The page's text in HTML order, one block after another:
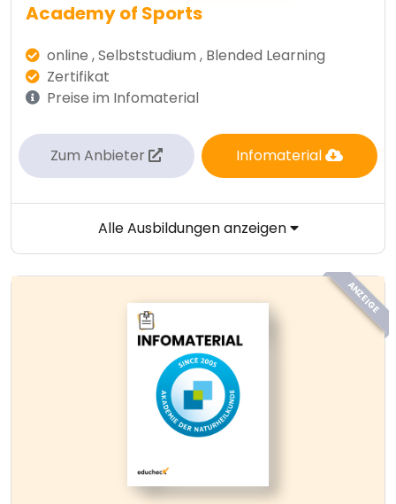
Academy of Sports
online , Selbststudium , Blended Learning
Zertifikat
Preise im Infomaterial
Zum Anbieter Infomaterial
Alle Ausbildungen anzeigen
ANZEIGE